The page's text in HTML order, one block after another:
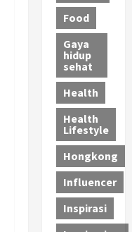
Food
Gaya
hidup
sehat
Health
Health
Lifestyle
Hongkong
Influencer
Inspirasi